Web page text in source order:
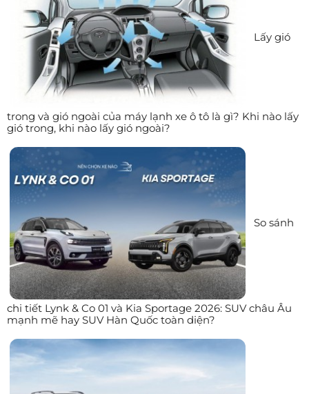
Lấy gió
trong và gió ngoài của máy lạnh xe ô tô là gì? Khi nào lấy
gió trong, khi nào lấy gió ngoài?
So sánh
chi tiết Lynk & Co 01 và Kia Sportage 2026: SUV châu Âu
mạnh mẽ hay SUV Hàn Quốc toàn diện?